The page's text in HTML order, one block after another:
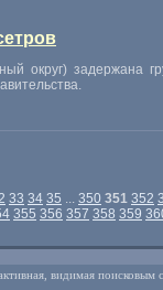
округ)
33 34 35 ... 350 351 352
355 356 357 358 359
видимая поисковым